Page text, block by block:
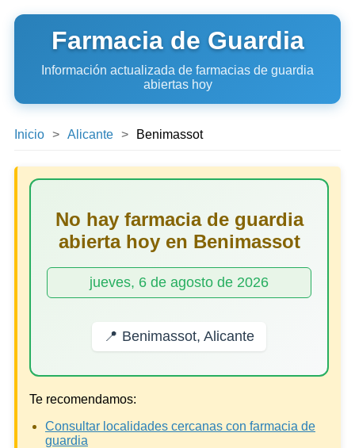
Farmacia de Guardia
Información actualizada de farmacias de guardia
abiertas hoy
Inicio Alicante Benimassot
No hay farmacia de guardia
abierta hoy en Benimassot
jueves, 6 de agosto de 2026
📍 Benimassot, Alicante
Te recomendamos:
Consultar localidades cercanas con farmacia de
guardia